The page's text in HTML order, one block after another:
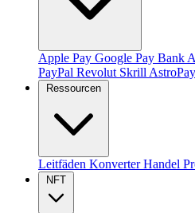
Apple Pay Google Pay Bank
PayPal Revolut Skrill AstroPay
Ressourcen
Leitfäden KonverterHandel
NFT